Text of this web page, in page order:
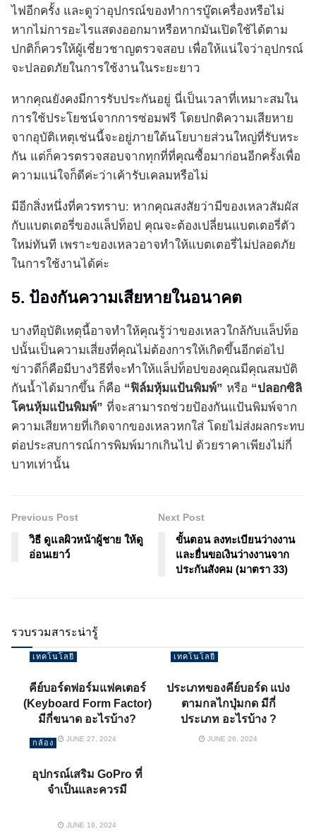
ไฟอีกครั้ง และดูว่าอุปกรณ์ของทำการบู๊ตเครื่องหรือไม่
หากไม่การอะไรแสดงออกมาหรือหากมันเปิดใช้ได้ตาม
ปกติก็ควรให้ผู้เชี่ยวชาญตรวจสอบ เพื่อให้แน่ใจว่าอุปกรณ์
จะปลอดภัยในการใช้งานในระยะยาว
หากคุณยังคงมีการรับประกันอยู่ นี่เป็นเวลาที่เหมาะสมใน
การใช้ประโยชน์จากการซ่อมฟรี โดยปกติความเสียหาย
จากอุบัติเหตุเช่นนี้จะอยู่ภายใต้นโยบายส่วนใหญ่ที่รับหระ
กัน แต่ก็ควรตรวจสอบจากทุกที่ที่คุณซื้อมาก่อนอีกครั้งเพื่อ
ความแน่ใจก็ดีค่ะว่าเค้ารับเคลมหรือไม่
มีอีกสิ่งหนึ่งที่ควรทราบ: หากคุณสงสัยว่ามีของเหลวสัมผัส
กับแบตเตอรี่ของแล็ปท็อป คุณจะต้องเปลี่ยนแบตเตอรี่ตัว
ใหม่ทันที เพราะของเหลวอาจทำให้แบตเตอรี่ไม่ปลอดภัย
ในการใช้งานได้ค่ะ
5. ป้องกันความเสียหายในอนาคต
บางทีอุบัติเหตุนี้อาจทำให้คุณรู้ว่าของเหลวใกล้กับแล็ปท็อ
ปนั้นเป็นความเสี่ยงที่คุณไม่ต้องการให้เกิดขึ้นอีกต่อไป
ข่าวดีก็คือมีบางวิธีที่จะทำให้แล็ปท็อปของคุณมีคุณสมบัติ
กันน้ำได้มากขึ้น ก็คือ “ฟิล์มหุ้มแป้นพิมพ์” หรือ “ปลอกซิลิ
โคนหุ้มแป้นพิมพ์” ที่จะสามารถช่วยป้องกันแป้นพิมพ์จาก
ความเสียหายที่เกิดจากของเหลวหกใส่ โดยไม่ส่งผลกระทบ
ต่อประสบการณ์การพิมพ์มากเกินไป ด้วยราคาเพียงไม่กี่
บาทเท่านั้น
Previous Post
วิธี ดูแลผิวหน้าผู้ชาย ให้ดู
อ่อนเยาว์
Next Post
ขั้นตอน ลงทะเบียนว่างงาน
และยื่นขอเงินว่างงานจาก
ประกันสังคม (มาตรา 33)
รวบรวมสาระน่ารู้
เทคโนโลยี
คีย์บอร์ดฟอร์มแฟคเตอร์
(Keyboard Form Factor)
มีกี่ขนาด อะไรบ้าง?
JUNE 27, 2024
เทคโนโลยี
ประเภทของคีย์บอร์ด แบ่ง
ตามกลไกปุ่มกด มีกี่
ประเภท อะไรบ้าง ?
JUNE 26, 2024
กล้อง
อุปกรณ์เสริม GoPro ที่
จำเป็นและควรมี
JUNE 19, 2024